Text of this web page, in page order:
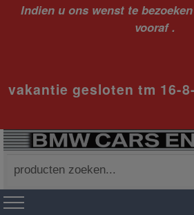
Indien u ons wenst te
vooraf .
vakantie gesloten tm 16-
naar: